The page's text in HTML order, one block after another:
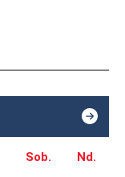
Sob. Nd.